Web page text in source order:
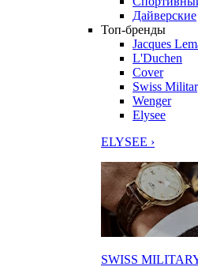
Дайверские
Топ-бренды
Jacques
L'Duchen
Cover
Swiss
Wenger
Elysee
ELYSEE ›
SWISS